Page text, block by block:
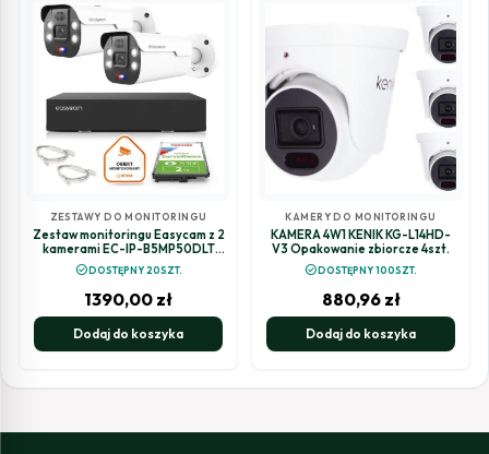
ZESTAWY DO MONITORINGU
Zestaw monitoringu Easycam z 2
kamerami EC-IP-B5MP50DLT
5MPx z aktywnym odstraszaniem
check_circleDOSTĘPNY 20SZT.
1390,00 zł
Dodaj do koszyka
KAMERY DO MONITORINGU
KAMERA 4W1 KENIK KG-L14HD-
V3 Opakowanie zbiorcze 4szt.
check_circleDOSTĘPNY 100SZT.
880,96 zł
Dodaj do koszyka